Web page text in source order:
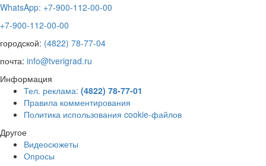
WhatsApp: +7-900-112-00-00
+7-900-112-00-00
городской: (4822) 78-77-04
почта: info@tverigrad.ru
Информация
Тел. реклама: (4822) 78-77-01
Правила комментирования
Политика использования cookie-файлов
Другое
Видеосюжеты
Опросы